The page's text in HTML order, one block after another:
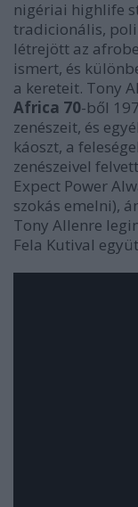
nigériai highlife
tradicionális,
létrejött az
ismert, és
a kereteit. Tony
Africa 70-ből
zenészeit, és
káoszt, a
zenészeivel
Expect Power
szokás emelni),
Tony Allenre
Fela Kutival